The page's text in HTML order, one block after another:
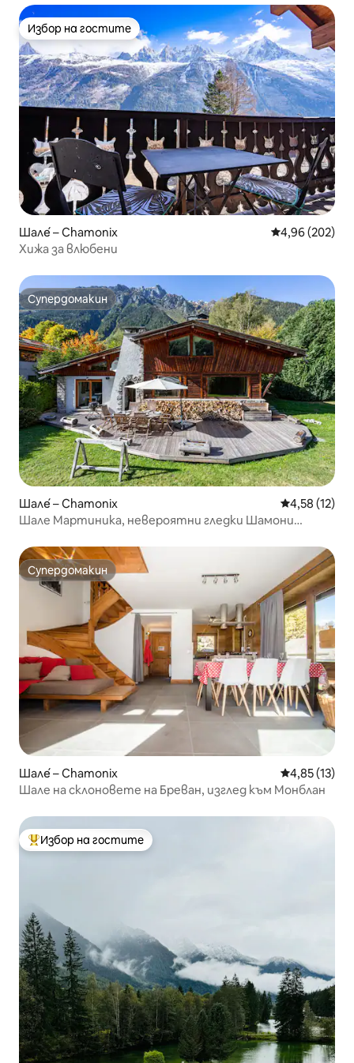
Избор на гостите
Избор на гостите
Шале́ – Chamonix Средна
4,96 (202)
Хижа за влюбени
Супердомакин
Супердомакин
Шале́ – Chamonix Средна
4,58 (12)
Шале Мартиника, невероятни гледки Шамони
Супердомакин
Супердомакин
Шале́ – Chamonix Средна
4,85 (13)
Шале на склоновете на Бреван, изглед към Монблан
Най-популярен избор на гостите
Избор на гостите